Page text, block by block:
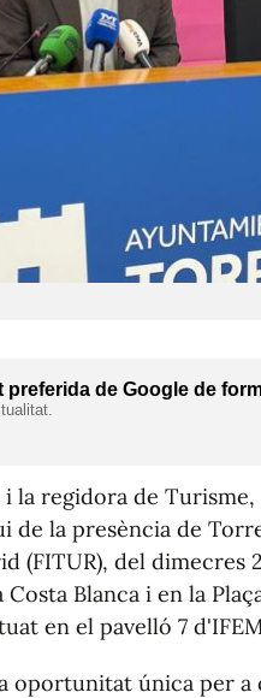
preferida de Google de
la regidora de Turisme,
la presència de
(FITUR), del dimecres
Blanca i en la
en el pavelló 7
oportunitat única per a